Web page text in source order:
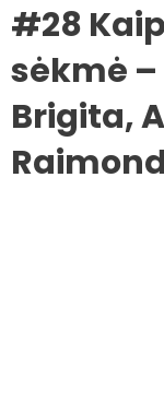
#28
sėkmė
Brigita,